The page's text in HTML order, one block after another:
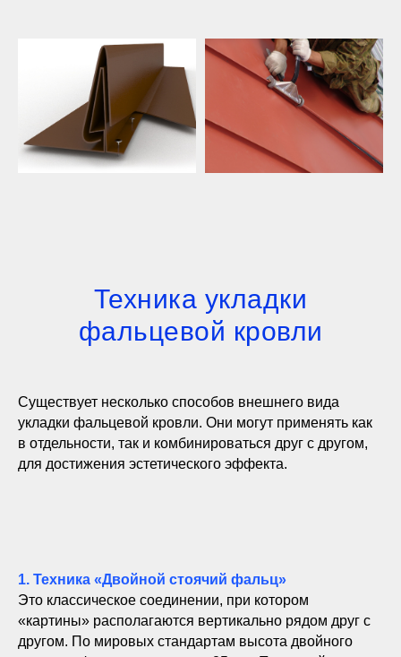
Техника укладки
фальцевой кровли
Существует несколько способов внешнего вида
укладки фальцевой кровли. Они могут применять как
в отдельности, так и комбинироваться друг с другом,
для достижения эстетического эффекта.
1. Техника «Двойной стоячий фальц»
Это классическое соединении, при котором
«картины» располагаются вертикально рядом друг с
другом. По мировых стандартам высота двойного